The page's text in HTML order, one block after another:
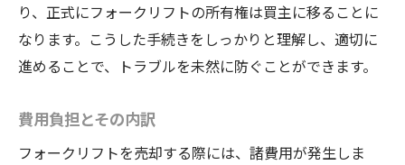
り、正式にフォークリフトの所有権は買主に移ることに
なります。こうした手続きをしっかりと理解し、適切に
進めることで、トラブルを未然に防ぐことができます。
費用負担とその内訳
フォークリフトを売却する際には、諸費用が発生しま